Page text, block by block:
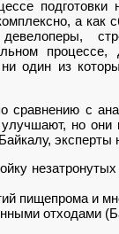
подготовки
а как
один из
с
но они
эксперты
пищепрома и
отходами